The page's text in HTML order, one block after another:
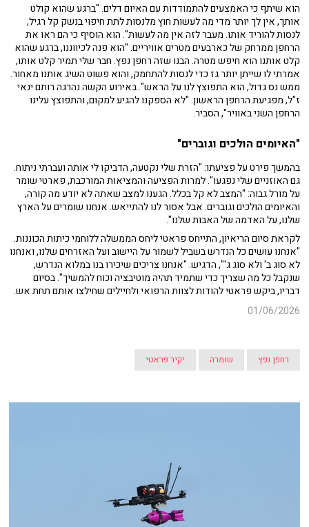
הוא שיתף כי האמצעים להתמודדות עם האיום דלים. "ברגע שהוא קולט
אותך, אין לך יותר מדי מה לעשות חוץ מלנסות לתת חיפוי בנשק קל רגיל,
לנסות להוריד אותו. מעבר לזה אין מה לעשות". הוא הוסיף כי הם ראו את
הרחפן ממרחק של כארבעים מטרים אוויריים. "הוא פנה לכיווננו, ברגע שהוא
קלט אותנו הוא חיפש מטרה. הבנו שזה רחפן נפץ. חבר שלי תמיר קלט אותו,
אמרתי לו שייתן יותר גז כדי לנסות להתחמק, והוא פשוט השיג אותנו מאחור.
ממש נס גדול, הוא התפוצץ לנו על הראש". באירוע הקשה נהרגה רותם ינאי
ז"ל, מפגיעת הרחפן הראשון. "לא הספקנו להגיע למקום, והתפוצץ עלינו
הרחפן השני באוויר", הסביר.
"האיומים הולכים וגוברים"
בהמשך פירט על פציעתו: "הזרת שלי נקטעה, הדביקו לי אותה ועברתי ניתוח.
גם האוזניים שלי נפגעו". למרות הפציעה והמציאות המורכבת, פארטי שומר
על מורל גבוה: "המצב לא קל בכלל. הגענו למצב שאתה לא יודע מה קורה,
והאיומים הולכים וגוברים. אבל אסור לנו להתייאש. אנחנו שומרים על הארץ
שלנו, על האדמה של האבות שלנו".
לקראת סיום הריאיון, התייחס פראטי ליחס הממשלה ללוחמי כיתות הכוננות.
"אנחנו עושים כל הנדרש בשביל לשמור על היישוב ועל האזרחים שלנו, ואנחנו
לא סוג ב' ולא סוג ג'", הדגיש. "אנחנו צריכים שיכירו בנו במלוא הנדרש,
שנקבל כל מה שצריך כדי שתמיד תהיה מוטיבציה וכוח להמשיך". בסיום
דבריו, ביקש פראטי להודות לצוות הרפואי ולחיילים שחילצו אותם תחת אש.
01/06/2026
רחפן נפץ שומרה יקיר פראטי